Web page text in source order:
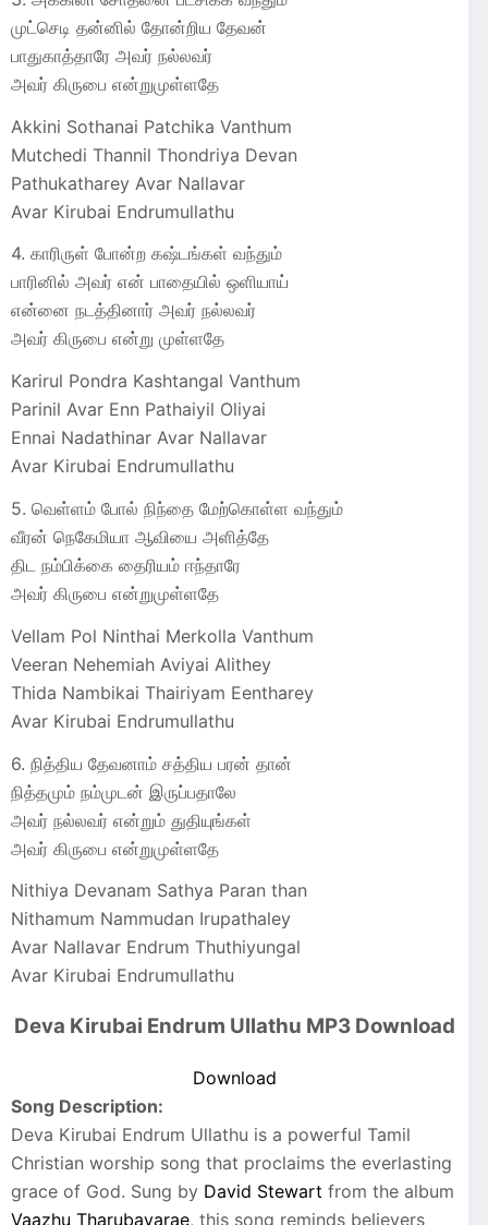
முட்செடி தன்னில் தோன்றிய தேவன்
பாதுகாத்தாரே அவர் நல்லவர்
அவர் கிருபை என்றுமுள்ளதே
Akkini Sothanai Patchika Vanthum
Mutchedi Thannil Thondriya Devan
Pathukatharey Avar Nallavar
Avar Kirubai Endrumullathu
4. காரிருள் போன்ற கஷ்டங்கள் வந்தும்
பாரினில் அவர் என் பாதையில் ஒளியாய்
என்னை நடத்தினார் அவர் நல்லவர்
அவர் கிருபை என்று முள்ளதே
Karirul Pondra Kashtangal Vanthum
Parinil Avar Enn Pathaiyil Oliyai
Ennai Nadathinar Avar Nallavar
Avar Kirubai Endrumullathu
5. வெள்ளம் போல் நிந்தை மேற்கொள்ள வந்தும்
வீரன் நெகேமியா ஆவியை அளித்தே
திட நம்பிக்கை தைரியம் ஈந்தாரே
அவர் கிருபை என்றுமுள்ளதே
Vellam Pol Ninthai Merkolla Vanthum
Veeran Nehemiah Aviyai Alithey
Thida Nambikai Thairiyam Eentharey
Avar Kirubai Endrumullathu
6. நித்திய தேவனாம் சத்திய பரன் தான்
நித்தமும் நம்முடன் இருப்பதாலே
அவர் நல்லவர் என்றும் துதியுங்கள்
அவர் கிருபை என்றுமுள்ளதே
Nithiya Devanam Sathya Paran than
Nithamum Nammudan Irupathaley
Avar Nallavar Endrum Thuthiyungal
Avar Kirubai Endrumullathu
Deva Kirubai Endrum Ullathu MP3 Download
Download
Song Description:
Deva Kirubai Endrum Ullathu is a powerful Tamil
Christian worship song that proclaims the everlasting
grace of God. Sung by David Stewart from the album
Vaazhu Tharubavarae, this song reminds believers